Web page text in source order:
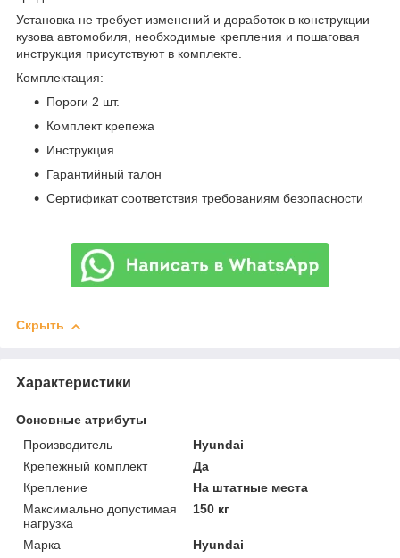
Установка не требует изменений и доработок в конструкции
кузова автомобиля, необходимые крепления и пошаговая
инструкция присутствуют в комплекте.
Комплектация:
Пороги 2 шт.
Комплект крепежа
Инструкция
Гарантийный талон
Сертификат соответствия требованиям безопасности
Скрыть
Характеристики
Основные атрибуты
Производитель
Hyundai
Крепежный комплект
Да
Крепление
На штатные места
Максимально допустимая
нагрузка
150 кг
Марка
Hyundai